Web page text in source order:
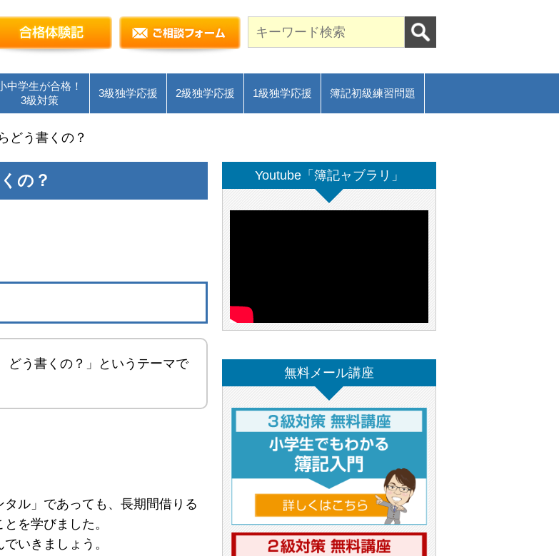
定独学応援～簿記１級・２級・３級を短期合格に導く通信講座～
合格体験記 ご相談フォーム
中学生が合格！
3級対策
3級独学応援 2級独学応援 1級独学応援 簿記初級練習問題
う書くの？
の？
どう書くの？」というテーマで
ル」であっても、長期間借りる
を学びました。
いきましょう。
Youtube「簿記ャブラリ」
無料メール講座